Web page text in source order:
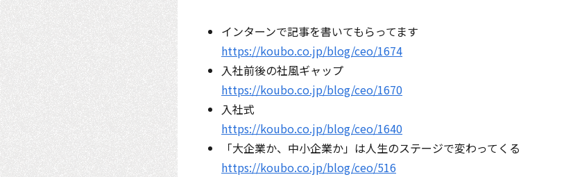
インターンで記事を書いてもらってます
https://koubo.co.jp/blog/ceo/1674
入社前後の社風ギャップ
https://koubo.co.jp/blog/ceo/1670
入社式
https://koubo.co.jp/blog/ceo/1640
「大企業か、中小企業か」は人生のステージで変わってくる
https://koubo.co.jp/blog/ceo/516